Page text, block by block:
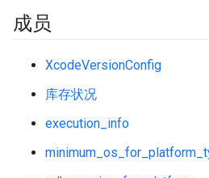
成员
XcodeVersionConfig
库存状况
execution_info